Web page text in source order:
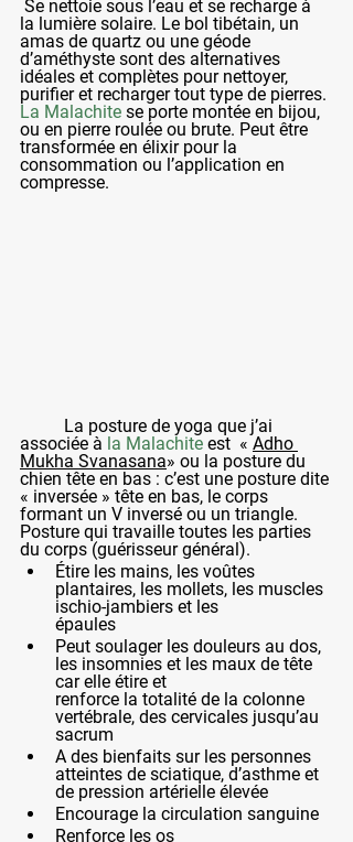
la lumière solaire. Le bol tibétain, un
amas de quartz ou une géode
d’améthyste sont des alternatives
idéales et complètes pour nettoyer,
purifier et recharger tout type de pierres.
La Malachite se porte montée en bijou,
ou en pierre roulée ou brute. Peut être
transformée en élixir pour la
consommation ou l’application en
compresse.
La posture de yoga que j’ai
associée à la Malachite est  « Adho
Mukha Svanasana» ou la posture du
chien tête en bas : c’est une posture dite
« inversée » tête en bas, le corps
formant un V inversé ou un triangle.
Posture qui travaille toutes les parties
du corps (guérisseur général).
Étire les mains, les voûtes
plantaires, les mollets, les muscles
ischio-jambiers et les
épaules
Peut soulager les douleurs au dos,
les insomnies et les maux de tête
car elle étire et
renforce la totalité de la colonne
vertébrale, des cervicales jusqu’au
sacrum
A des bienfaits sur les personnes
atteintes de sciatique, d’asthme et
de pression artérielle élevée
Encourage la circulation sanguine
Renforce les os